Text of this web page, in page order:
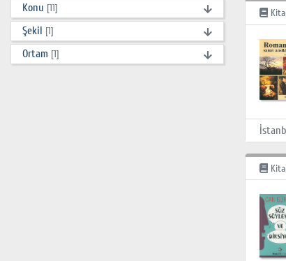
Konu [11]
Şekil [1]
Ortam [1]